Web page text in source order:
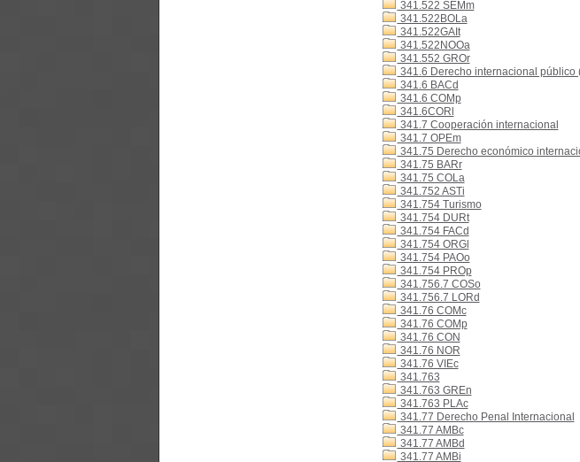
341.522 SEMm
341.522BOLa
341.522GAIt
341.522NOOa
341.552 GROr
341.6 Derecho internacional público
341.6 BACd
341.6 COMp
341.6CORl
341.7 Cooperación internacional
341.7 OPEm
341.75 Derecho económico
341.75 BARr
341.75 COLa
341.752 ASTi
341.754 Turismo
341.754 DURt
341.754 FACd
341.754 ORGl
341.754 PAOo
341.754 PROp
341.756.7 COSo
341.756.7 LORd
341.76 COMc
341.76 COMp
341.76 CON
341.76 NOR
341.76 VIEc
341.763
341.763 GREn
341.763 PLAc
341.77 Derecho Penal Internacional
341.77 AMBc
341.77 AMBd
341.77 AMBi